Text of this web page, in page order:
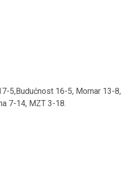
5,Budućnost 16-5, Mornar 13-
7-14, MZT 3-18.